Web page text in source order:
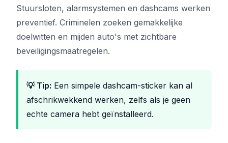
Stuursloten, alarmsystemen en dashcams werken
preventief. Criminelen zoeken gemakkelijke
doelwitten en mijden auto's met zichtbare
beveiligingsmaatregelen.
💡 Tip: Een simpele dashcam-sticker kan al
afschrikwekkend werken, zelfs als je geen
echte camera hebt geïnstalleerd.